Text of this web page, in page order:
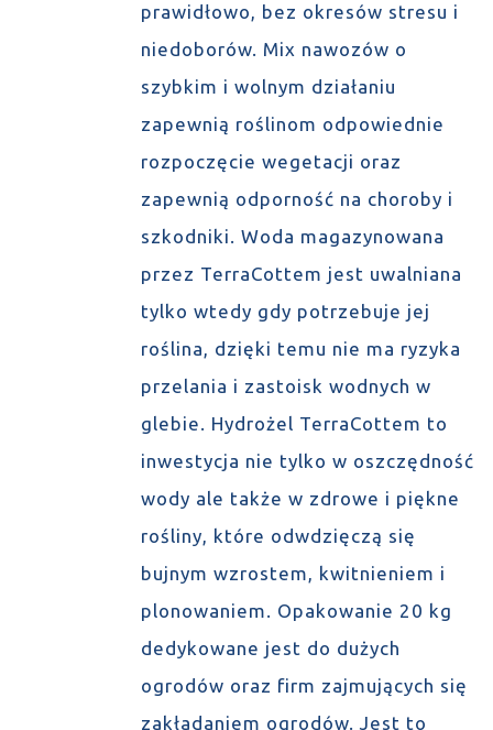
prawidłowo, bez okresów stresu i
niedoborów. Mix nawozów o
szybkim i wolnym działaniu
zapewnią roślinom odpowiednie
rozpoczęcie wegetacji oraz
zapewnią odporność na choroby i
szkodniki. Woda magazynowana
przez TerraCottem jest uwalniana
tylko wtedy gdy potrzebuje jej
roślina, dzięki temu nie ma ryzyka
przelania i zastoisk wodnych w
glebie. Hydrożel TerraCottem to
inwestycja nie tylko w oszczędność
wody ale także w zdrowe i piękne
rośliny, które odwdzięczą się
bujnym wzrostem, kwitnieniem i
plonowaniem. Opakowanie 20 kg
dedykowane jest do dużych
ogrodów oraz firm zajmujących się
zakładaniem ogrodów. Jest to